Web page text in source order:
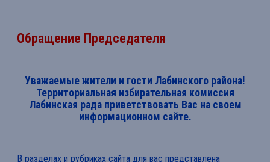
Обращение Председателя
Уважаемые жители и гости Лабинского района!
Территориальная избирательная комиссия
Лабинская рада приветствовать Вас на своем
информационном сайте.
В разделах и рубриках сайта для вас представлена